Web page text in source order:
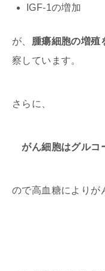
IGF-1の増加
が、 腫瘍細胞の増殖
察しています。
さらに、
がん細胞はグルコ
ので高血糖によりが